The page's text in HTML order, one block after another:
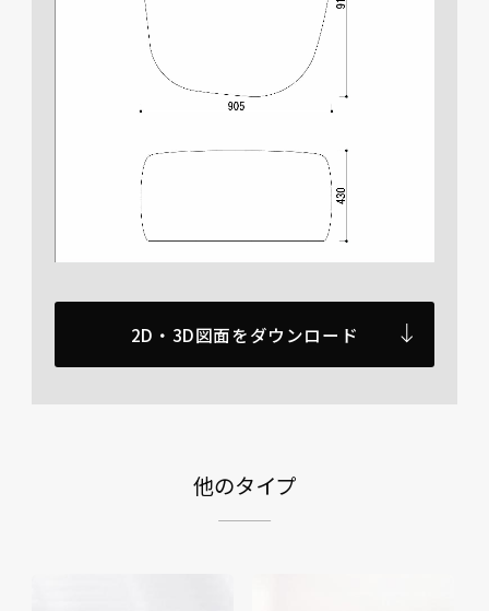
2D・3D図面をダウンロード
他のタイプ